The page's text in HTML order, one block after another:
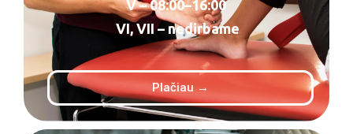
V – 08:00–16:00
VI, VII – nedirbame
Plačiau →